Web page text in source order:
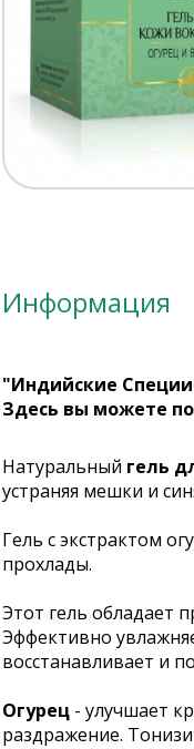
Информация
"Индийские
Здесь вы можете
Натуральный гель
устраняя мешки и
Гель с экстрактом
прохлады.
Этот гель обладает
Эффективно
восстанавливает и
Огурец - улучшает
раздражение.